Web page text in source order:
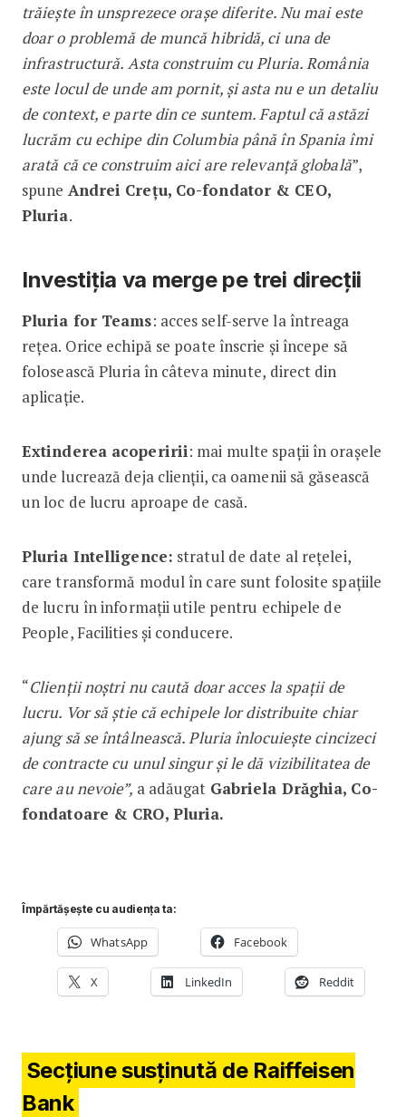
trăieşte în unsprezece oraşe diferite. Nu mai este
doar o problemă de muncă hibridă, ci una de
infrastructură. Asta construim cu Pluria. România
este locul de unde am pornit, și asta nu e un detaliu
de context, e parte din ce suntem. Faptul că astăzi
lucrăm cu echipe din Columbia până în Spania îmi
arată că ce construim aici are relevanță globală”,
spune Andrei Crețu, Co-fondator & CEO,
Pluria.
Investiția va merge pe trei direcții
Pluria for Teams: acces self-serve la întreaga
rețea. Orice echipă se poate înscrie şi începe să
folosească Pluria în câteva minute, direct din
aplicație.
Extinderea acoperirii: mai multe spații în oraşele
unde lucrează deja clienții, ca oamenii să găsească
un loc de lucru aproape de casă.
Pluria Intelligence: stratul de date al rețelei,
care transformă modul în care sunt folosite spațiile
de lucru în informații utile pentru echipele de
People, Facilities şi conducere.
“Clienții noştri nu caută doar acces la spații de
lucru. Vor să ştie că echipele lor distribuite chiar
ajung să se întâlnească. Pluria înlocuieşte cincizeci
de contracte cu unul singur şi le dă vizibilitatea de
care au nevoie”, a adăugat Gabriela Drăghia, Co-
fondatoare & CRO, Pluria.
Împărtășește cu audiența ta:
WhatsApp Facebook
X LinkedIn Reddit
Secțiune susținută de Raiffeisen
Bank